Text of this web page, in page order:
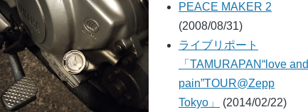
PEACE MAKER 2
(2008/08/31)
ライブリポート
「TAMURAPAN“love and
pain”TOUR@Zepp
Tokyo」
(2014/02/22)